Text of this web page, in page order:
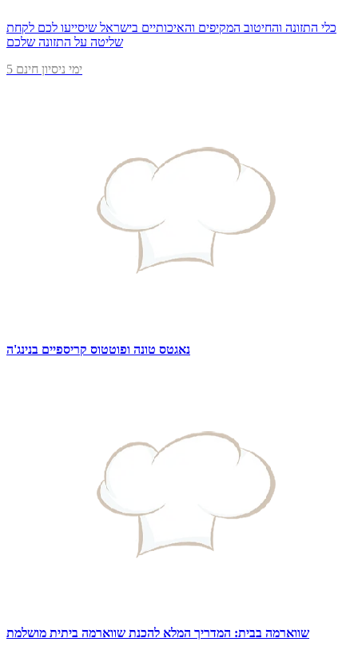
כלי התזונה והחיטוב המקיפים והאיכותיים בישראל שיסייעו לכם לקחת
שליטה על התזונה שלכם
5 ימי ניסיון חינם
נאגטס טונה ופוטטוס קריספיים בנינג'ה
שווארמה בבית: המדריך המלא להכנת שווארמה ביתית מושלמת